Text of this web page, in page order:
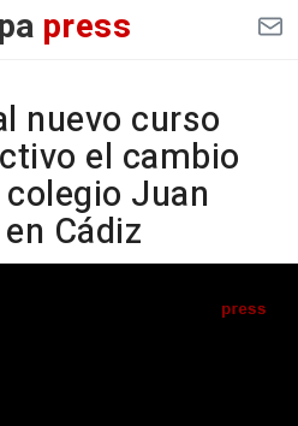
press
nuevo curso
el cambio
Juan
Cádiz